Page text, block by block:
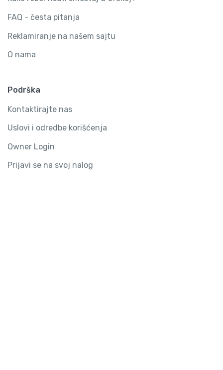
FAQ - česta pitanja
Reklamiranje na našem sajtu
O nama
Podrška
Kontaktirajte nas
Uslovi i odredbe korišćenja
Owner Login
Prijavi se na svoj nalog